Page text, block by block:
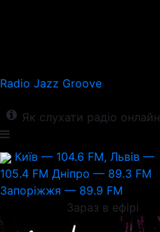
Radio Jazz Groove
Як слухати радіо онлайн
Київ — 104.6 FM, Львів —
105.4 FM Дніпро — 89.3 FM
Запоріжжя — 89.9 FM
Зараз в ефірі